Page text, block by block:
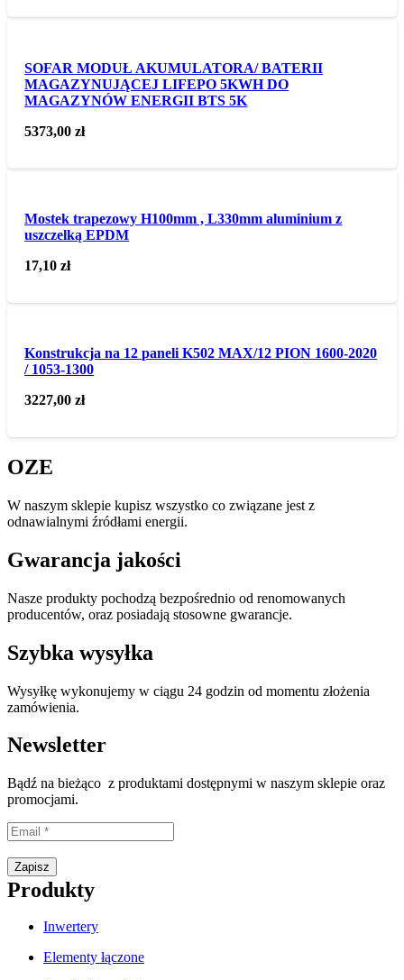
SOFAR MODUŁ AKUMULATORA/ BATERII
MAGAZYNUJĄCEJ LIFEPO 5KWH DO
MAGAZYNÓW ENERGII BTS 5K
5373,00zł
Mostek trapezowy H100mm , L330mm aluminium z
uszczelką EPDM
17,10zł
Konstrukcja na 12 paneli K502 MAX/12 PION 1600-2020
/ 1053-1300
3227,00zł
OZE
W naszym sklepie kupisz wszystko co związane jest z
odnawialnymi źródłami energii.
Gwarancja jakości
Nasze produkty pochodzą bezpośrednio od renomowanych
producentów, oraz posiadają stosowne gwarancje.
Szybka wysyłka
Wysyłkę wykonujemy w ciągu 24 godzin od momentu złożenia
zamówienia.
Newsletter
Bądź na bieżąco z produktami dostępnymi w naszym sklepie oraz
promocjami.
Zapisz
Produkty
Inwertery
Elementy łączone